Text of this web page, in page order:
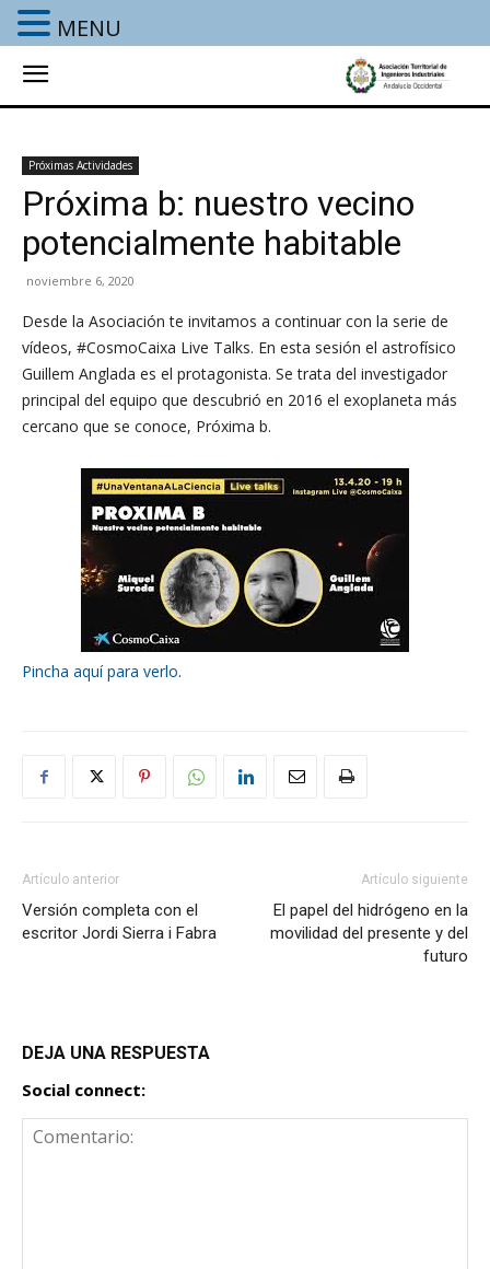
Próximas Actividades
Próxima b: nuestro vecino
potencialmente habitable
noviembre 6, 2020
Desde la Asociación te invitamos a continuar con la serie de
vídeos, #CosmoCaixa Live Talks. En esta sesión el astrofísico
Guillem Anglada es el protagonista. Se trata del investigador
principal del equipo que descubrió en 2016 el exoplaneta más
cercano que se conoce, Próxima b.
Pincha aquí para verlo.
Artículo anterior
Versión completa con el
escritor Jordi Sierra i Fabra
Artículo siguiente
El papel del hidrógeno en la
movilidad del presente y del
futuro
DEJA UNA RESPUESTA
Social connect:
MENU